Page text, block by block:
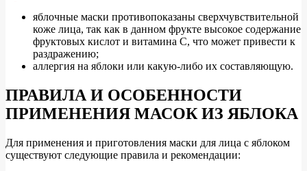
яблочные маски противопоказаны сверхчувствительной
коже лица, так как в данном фрукте высокое содержание
фруктовых кислот и витамина С, что может привести к
раздражению;
аллергия на яблоки или какую-либо их составляющую.
ПРАВИЛА И ОСОБЕННОСТИ
ПРИМЕНЕНИЯ МАСОК ИЗ ЯБЛОКА
Для применения и приготовления маски для лица с яблоком
существуют следующие правила и рекомендации: